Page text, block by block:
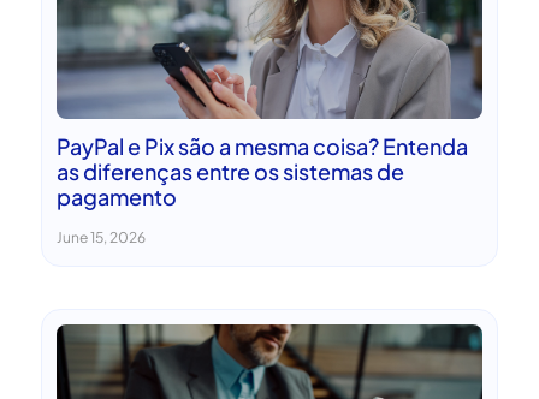
PayPal e Pix são a mesma coisa? Entenda
as diferenças entre os sistemas de
pagamento
June 15, 2026